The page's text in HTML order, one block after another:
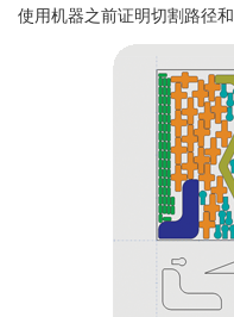
使用机器之前证明切割路径